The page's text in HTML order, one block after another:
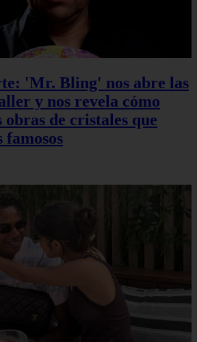
'Mr. Bling' nos abre las
y nos revela cómo
obras de cristales que
famosos